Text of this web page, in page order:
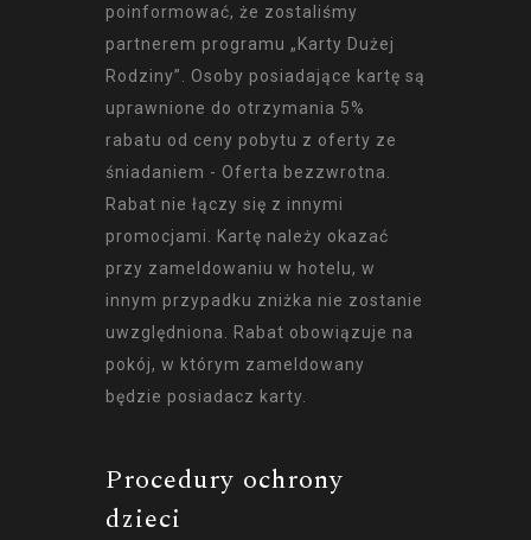
poinformować, że zostaliśmy
partnerem programu „Karty Dużej
Rodziny”. Osoby posiadające kartę są
uprawnione do otrzymania 5%
rabatu od ceny pobytu z oferty ze
śniadaniem - Oferta bezzwrotna.
Rabat nie łączy się z innymi
promocjami. Kartę należy okazać
przy zameldowaniu w hotelu, w
innym przypadku zniżka nie zostanie
uwzględniona. Rabat obowiązuje na
pokój, w którym zameldowany
będzie posiadacz karty.
Procedury ochrony
dzieci